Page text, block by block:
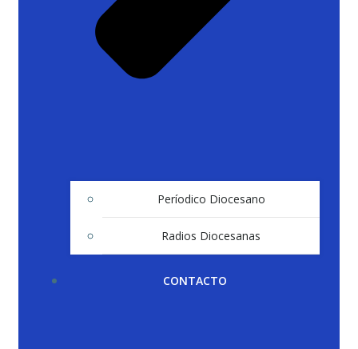
Períodico Diocesano
Radios Diocesanas
CONTACTO